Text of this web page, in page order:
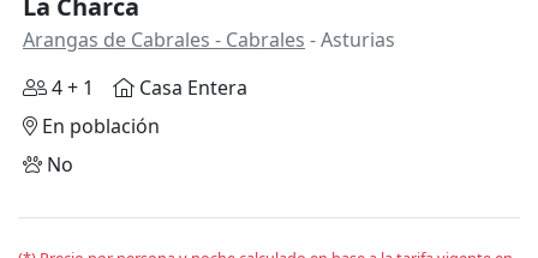
La Charca
Arangas de Cabrales - Cabrales - Asturias
4 + 1
Casa Entera
En población
No